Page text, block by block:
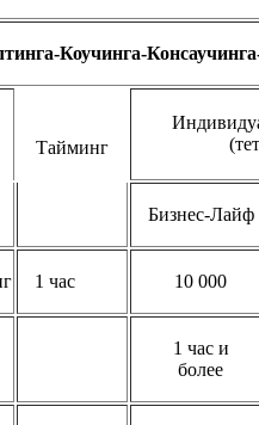
Коучинга-
Тайминг
Бизнес-Лайф
1 час 10 000
1 час и
более